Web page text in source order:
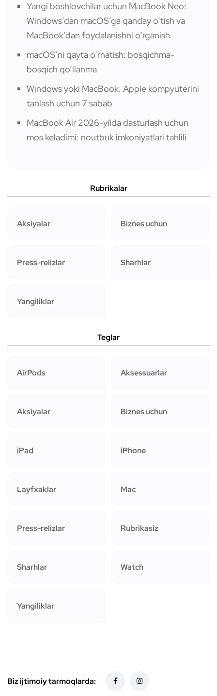
Yangi boshlovchilar uchun MacBook Neo:
Windows’dan macOS’ga qanday o‘tish va
MacBook’dan foydalanishni o‘rganish
macOS’ni qayta o‘rnatish: bosqichma-
bosqich qo‘llanma
Windows yoki MacBook: Apple kompyuterini
tanlash uchun 7 sabab
MacBook Air 2026-yilda dasturlash uchun
mos keladimi: noutbuk imkoniyatlari tahlili
Rubrikalar
Aksiyalar Biznes uchun
Press-relizlar Sharhlar
Yangiliklar
Teglar
AirPods Aksessuarlar
Aksiyalar Biznes uchun
iPad iPhone
Layfxaklar Mac
Press-relizlar Rubrikasiz
Sharhlar Watch
Yangiliklar
Biz ijtimoiy tarmoqlarda: